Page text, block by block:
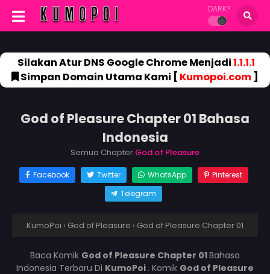
DARK?
Silakan Atur DNS Google Chrome Menjadi1.1.1.1
Simpan Domain Utama Kami [ Kumopoi.com]
God of Pleasure Chapter 01 Bahasa
Indonesia
Semua Chapter God of Pleasure
Facebook Twitter WhatsApp
Pinterest
Telegram
KumoPoi › God of Pleasure › God of Pleasure Chapter 01
Baca Komik God of Pleasure Chapter 01Bahasa
Indonesia Terbaru Di KumoPoi . Komik God of Pleasure